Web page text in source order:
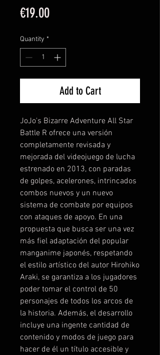
€19.00Price
Quantity *
Add to Cart
JoJo's Bizarre Adventure All Star
Battle R ofrece una versión
completamente revisada y
mejorada del videojuego de lucha
estrenado en 2013, con paradas
de golpes, acelerones, intrincados
combos nuevos y un nuevo
sistema de combate por equipos
con ataques de apoyo. En una
propuesta que busca ser una vez
más fiel adaptación del popular
manganime japonés, respetando
el estilo artístico del autor Hirohiko
Araki, se garantiza a los jugadores
poder tomar el control de 50
personajes de todos los arcos de
la historia. Además, el desarrollo
incluye una ingente cantidad de
contenido y modos de juego para
hacer de él un título accesible y